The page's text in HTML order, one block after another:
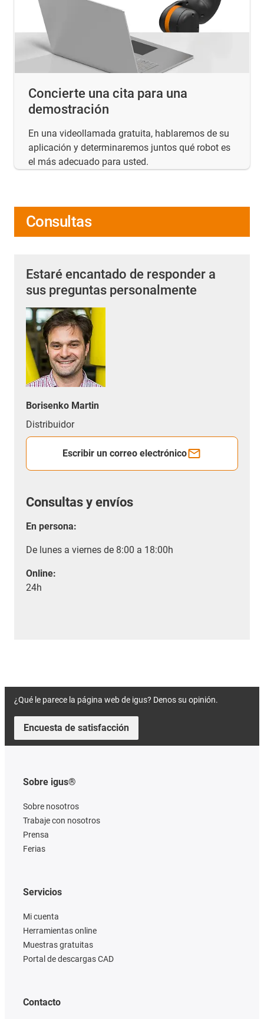
Concierte una cita para una
demostración
En una videollamada gratuita, hablaremos de su
aplicación y determinaremos juntos qué robot es
el más adecuado para usted.
Consultas
Estaré encantado de responder a
sus preguntas personalmente
Borisenko Martin
Distribuidor
Escribir un correo electrónico
Consultas y envíos
En persona:
De lunes a viernes de 8:00 a 18:00h
Online:
24h
¿Qué le parece la página web de igus? Denos su opinión.
Encuesta de satisfacción
Sobre igus®
Sobre nosotros
Trabaje con nosotros
Prensa
Ferias
Servicios
Mi cuenta
Herramientas online
Muestras gratuitas
Portal de descargas CAD
Contacto